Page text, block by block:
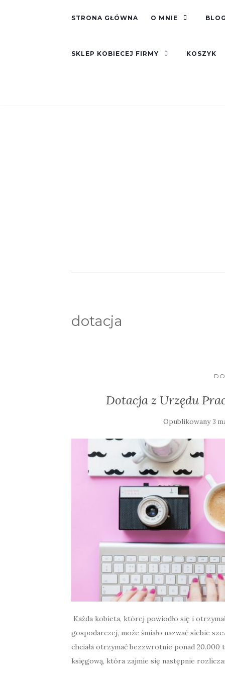
STRONA GŁÓWNA O MNIE
SKLEP KOBIECEJ FIRMY KOSZYK
dotacja
Dotacja z Urzędu
Opublikowany 3
Każda kobieta, której powiodło się i
gospodarczej, może śmiało nazwać siebie
chciała otrzymać bezzwrotnie ponad 20.000
księgową, która zajmie się następnie